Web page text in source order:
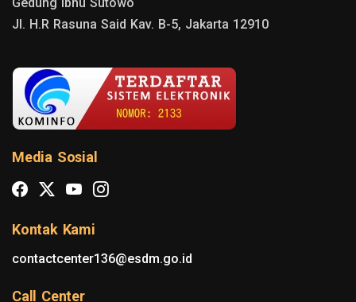
Jl. H.R Rasuna Said Kav. B-5, Jakarta 12910
Media Sosial
Kontak Kami
contactcenter136@esdm.go.id
Call Center